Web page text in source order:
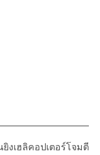
งเฮลิคอปเตอร์โจมตี